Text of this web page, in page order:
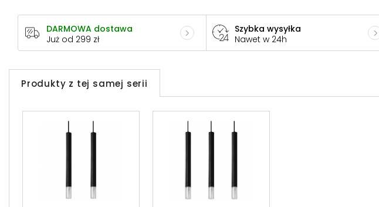
DARMOWA dostawa
Już od 299 zł
Szybka wysyłka
Nawet w 24h
Produkty z tej samej serii